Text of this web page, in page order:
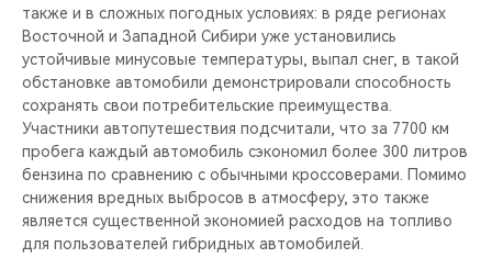
также и в сложных погодных условиях: в ряде регионах
Восточной и Западной Сибири уже установились
устойчивые минусовые температуры, выпал снег, в такой
обстановке автомобили демонстрировали способность
сохранять свои потребительские преимущества.
Участники автопутешествия подсчитали, что за 7700 км
пробега каждый автомобиль сэкономил более 300 литров
бензина по сравнению с обычными кроссоверами. Помимо
снижения вредных выбросов в атмосферу, это также
является существенной экономией расходов на топливо
для пользователей гибридных автомобилей.